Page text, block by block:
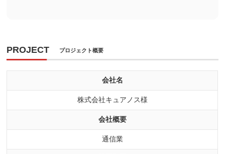
PROJECT プロジェクト概要
会社名
株式会社キュアノス様
会社概要
通信業